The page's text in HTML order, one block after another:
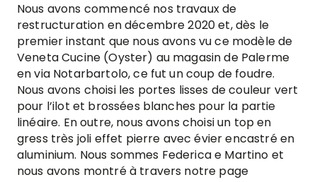
Nous avons commencé nos travaux de
restructuration en décembre 2020 et, dès le
premier instant que nous avons vu ce modèle de
Veneta Cucine (Oyster) au magasin de Palerme
en via Notarbartolo, ce fut un coup de foudre.
Nous avons choisi les portes lisses de couleur vert
pour l’ilot et brossées blanches pour la partie
linéaire. En outre, nous avons choisi un top en
gress très joli effet pierre avec évier encastré en
aluminium. Nous sommes Federica e Martino et
nous avons montré à travers notre page